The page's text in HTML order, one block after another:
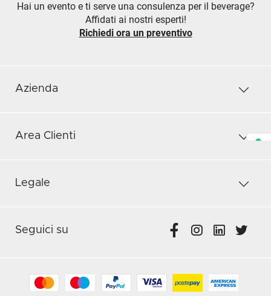
Hai un evento e ti serve una consulenza per il beverage?
Affidati ai nostri esperti!
Richiedi ora un preventivo
Azienda
Area Clienti
Legale
Seguici su